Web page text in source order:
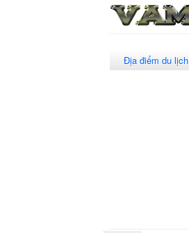
Địa điểm du lịch